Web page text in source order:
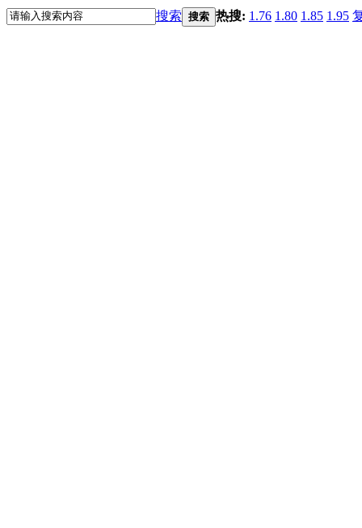
搜索 搜索 热搜: 1.76 1.80 1.85 1.95